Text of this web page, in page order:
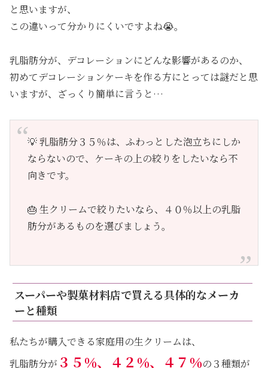
と思いますが、
この違いって分かりにくいですよね😭。
乳脂肪分が、デコレーションにどんな影響があるのか、
初めてデコレーションケーキを作る方にとっては謎だと思
いますが、ざっくり簡単に言うと…
💡 乳脂肪分３５％は、ふわっとした泡立ちにしか
ならないので、ケーキの上の絞りをしたいなら不
向きです。
🎂 生クリームで絞りたいなら、４０％以上の乳脂
肪分があるものを選びましょう。
スーパーや製菓材料店で買える具体的なメーカ
ーと種類
私たちが購入できる家庭用の生クリームは、
乳脂肪分が ３５％、４２％、４７％の３種類が